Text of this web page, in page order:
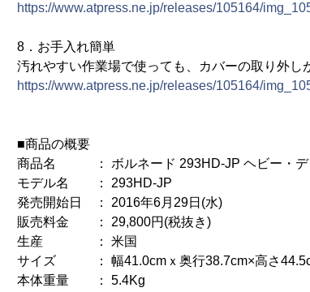
https://www.atpress.ne.jp/releases/105164/
8．お手入れ簡単
汚れやすい作業場で使っても、カバーの取り外し
https://www.atpress.ne.jp/releases/105164/
■商品の概要
商品名 ： ボルネード 293HD-JP ヘビー・デ
モデル名 ： 293HD-JP
発売開始日 ： 2016年6月29日(水)
販売料金 ： 29,800円(税抜き)
生産 ： 米国
サイズ ： 幅41.0cmｘ奥行38.7cm×高さ
本体重量 ： 5.4Kg